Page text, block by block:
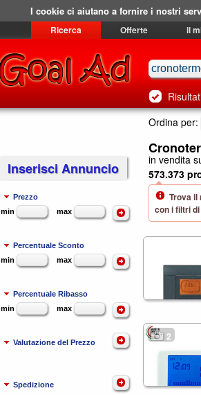
Ricerca Offerte il
Ordina per:
in vendita
Trova il
con i filtri
573.373
Inserisci Annuncio
Prezzo
min
max
Percentuale Sconto
min
max
Percentuale Ribasso
min
max
Valutazione del Prezzo
Spedizione
2
I cookie ci aiutano a fornire i nostri